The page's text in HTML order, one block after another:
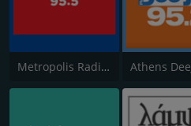
Metropolis Radio 95.5 FM